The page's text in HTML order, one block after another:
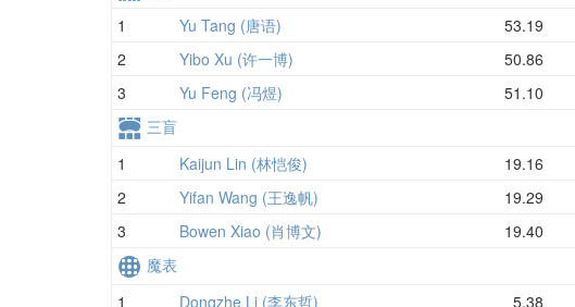
1
Yu Tang (唐语) 53.19
2 Yibo Xu (许一博) 50.86
3 Yu Feng (冯煜) 51.10
三盲
1
Kaijun Lin (林恺俊) 19.16
2 Yifan Wang (王逸帆) 19.29
3 Bowen Xiao (肖博文) 19.40
魔表
1
Dongzhe Li (李东哲) 5.38